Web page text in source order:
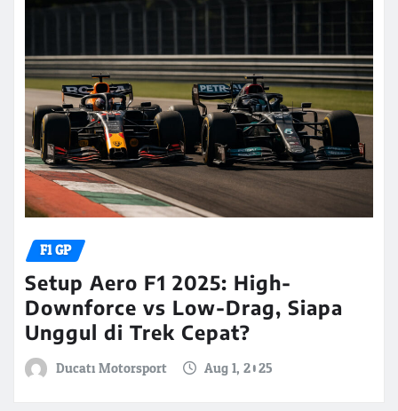
F1 GP
Setup Aero F1 2025: High-
Downforce vs Low-Drag, Siapa
Unggul di Trek Cepat?
Ducati Motorsport Aug 1, 2025